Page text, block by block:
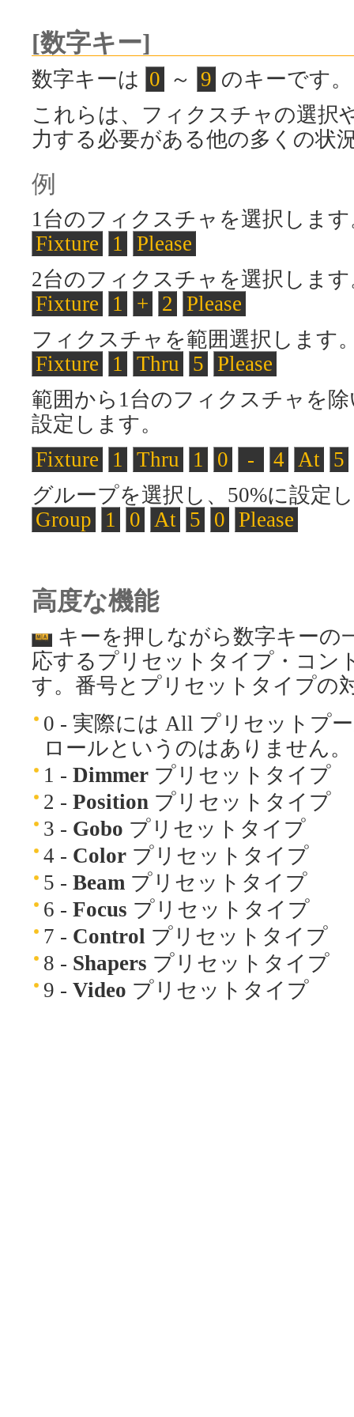
[数字キー]
数字キーは 0 ～ 9 のキーです。
これらは、フィクスチャの選択
力する必要がある他の多くの状
例
1台のフィクスチャを選択しま
Fixture
1
Please
2台のフィクスチャを選択しま
Fixture
1 + 2
Please
フィクスチャを範囲選択します
Fixture
1 Thru 5 Please
範囲から1台のフィクスチャを
設定します。
Fixture
1 Thru 1 0 - 4 At 5
グループを選択し、50%に設定
Group
1 0 At 5 0 Please
高度な機能
キーを押しながら数字キーの
応するプリセットタイプ・コン
す。番号とプリセットタイプの
0 - 実際には All プリセットプ
ロールというのはありません。
1 - Dimmer プリセットタイプ
2 - Position プリセットタイプ
3 - Gobo プリセットタイプ
4 - Color プリセットタイプ
5 - Beam プリセットタイプ
6 - Focus プリセットタイプ
7 - Control プリセットタイプ
8 - Shapers プリセットタイプ
9 - Video プリセットタイプ